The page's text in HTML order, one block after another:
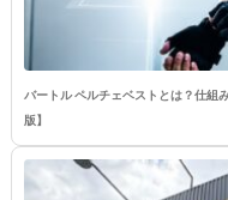
バートル ペルチェベストとは？仕組
版】